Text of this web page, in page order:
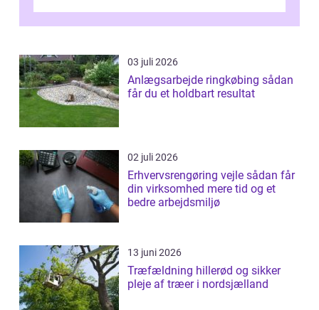
03 juli 2026
Anlægsarbejde ringkøbing sådan
får du et holdbart resultat
02 juli 2026
Erhvervsrengøring vejle sådan får
din virksomhed mere tid og et
bedre arbejdsmiljø
13 juni 2026
Træfældning hillerød og sikker
pleje af træer i nordsjælland